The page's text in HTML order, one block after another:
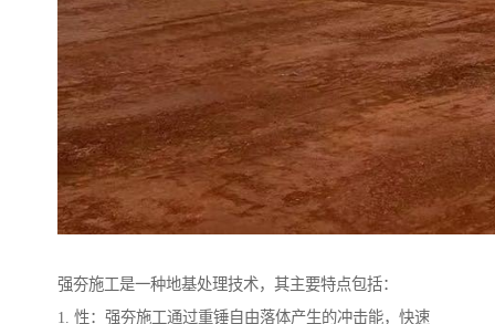
强夯施工是一种地基处理技术，其主要特点包括：
1. 性：强夯施工通过重锤自由落体产生的冲击能，快速